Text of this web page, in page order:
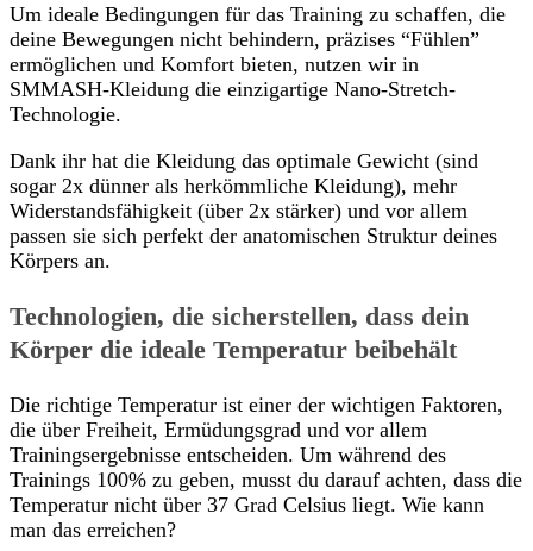
Um ideale Bedingungen für das Training zu schaffen, die
deine Bewegungen nicht behindern, präzises “Fühlen”
ermöglichen und Komfort bieten, nutzen wir in
SMMASH-Kleidung die einzigartige Nano-Stretch-
Technologie.
Dank ihr hat die Kleidung das optimale Gewicht (sind
sogar 2x dünner als herkömmliche Kleidung), mehr
Widerstandsfähigkeit (über 2x stärker) und vor allem
passen sie sich perfekt der anatomischen Struktur deines
Körpers an.
Technologien, die sicherstellen, dass dein
Körper die ideale Temperatur beibehält
Die richtige Temperatur ist einer der wichtigen Faktoren,
die über Freiheit, Ermüdungsgrad und vor allem
Trainingsergebnisse entscheiden. Um während des
Trainings 100% zu geben, musst du darauf achten, dass die
Temperatur nicht über 37 Grad Celsius liegt. Wie kann
man das erreichen?